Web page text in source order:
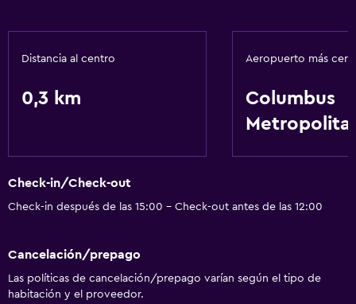
Servicios y facilidades
Check-out exprés
Sistema de entretenimiento
TV de pantalla plana
Lavandería
Plancha y tabla de planchar
Distancia al centro
0,3 km
Aeropuerto más
Columbus
Check-in/Check-out
Check-in después de las 15:00 - Check-out antes de las 12:00
Cancelación/prepago
Las políticas de cancelación/prepago varían según el tipo de
habitación y el proveedor.